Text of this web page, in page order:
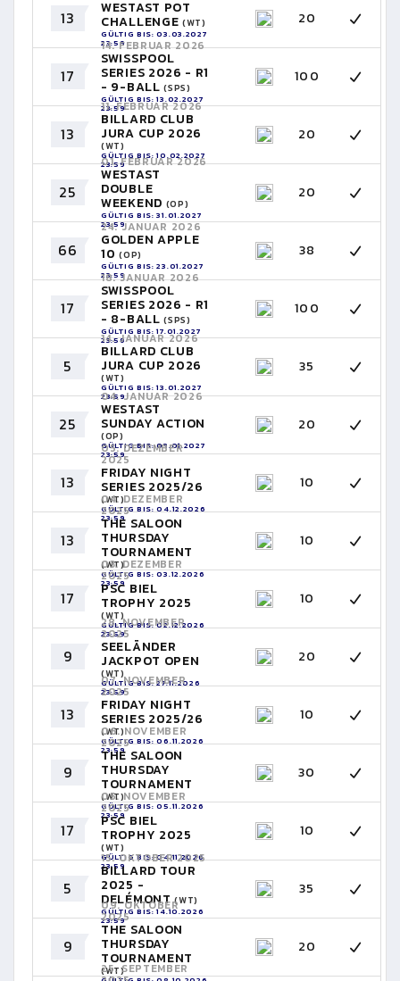
13 WESTAST POT
CHALLENGE (WT)
GÜLTIG BIS: 03.03.2027
23:59
20
17
14. FEBRUAR 2026
SWISSPOOL
SERIES 2026 - R1
- 9-BALL(SPS)
GÜLTIG BIS: 13.02.2027
23:59
100
13
11. FEBRUAR 2026
BILLARD CLUB
JURA CUP 2026
(WT)
GÜLTIG BIS: 10.02.2027
23:59
20
25
01. FEBRUAR 2026
WESTAST
DOUBLE
WEEKEND (OP)
GÜLTIG BIS: 31.01.2027
23:59
20
66
24. JANUAR 2026
GOLDEN APPLE
10(OP)
GÜLTIG BIS: 23.01.2027
23:59
38
17
18. JANUAR 2026
SWISSPOOL
SERIES 2026 - R1
- 8-BALL(SPS)
GÜLTIG BIS: 17.01.2027
23:59
100
5
14. JANUAR 2026
BILLARD CLUB
JURA CUP 2026
(WT)
GÜLTIG BIS: 13.01.2027
23:59
35
25
04. JANUAR 2026
WESTAST
SUNDAY ACTION
(OP)
GÜLTIG BIS: 03.01.2027
23:59
20
13
05. DEZEMBER
2025
FRIDAY NIGHT
SERIES 2025/26
(WT)
GÜLTIG BIS: 04.12.2026
23:59
10
13
04. DEZEMBER
2025
THE SALOON
THURSDAY
TOURNAMENT
(WT)
GÜLTIG BIS: 03.12.2026
23:59
10
17
03. DEZEMBER
2025
PSC BIEL
TROPHY 2025
(WT)
GÜLTIG BIS: 02.12.2026
23:59
10
9
28. NOVEMBER
2025
SEELÄNDER
JACKPOT OPEN
(WT)
GÜLTIG BIS: 27.11.2026
23:59
20
13
07. NOVEMBER
2025
FRIDAY NIGHT
SERIES 2025/26
(WT)
GÜLTIG BIS: 06.11.2026
23:59
10
9
06. NOVEMBER
2025
THE SALOON
THURSDAY
TOURNAMENT
(WT)
GÜLTIG BIS: 05.11.2026
23:59
30
17
05. NOVEMBER
2025
PSC BIEL
TROPHY 2025
(WT)
GÜLTIG BIS: 04.11.2026
23:59
10
5
15. OKTOBER 2025
BILLARD TOUR
2025 -
DELÉMONT(WT)
GÜLTIG BIS: 14.10.2026
23:59
35
9
09. OKTOBER
2025
THE SALOON
THURSDAY
TOURNAMENT
(WT)
20
25. SEPTEMBER